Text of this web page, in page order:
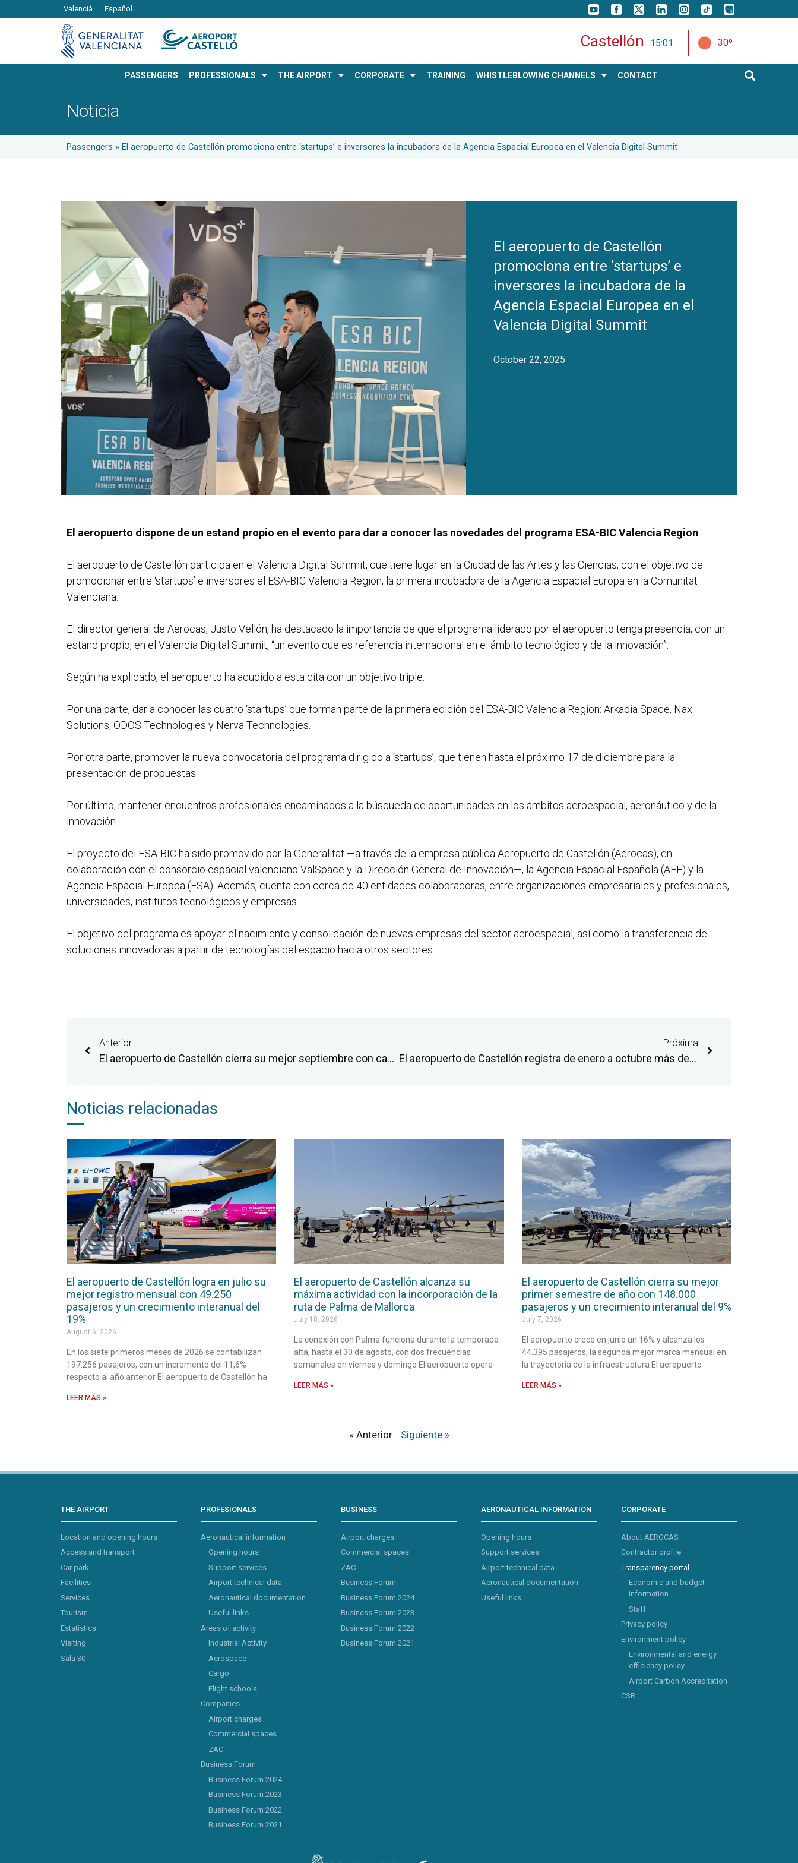
Valencià Español
Castellón 15:01 30º
PASSENGERS PROFESSIONALS THE AIRPORT CORPORATE TRAINING WHISTLEBLOWING CHANNELS CONTACT
Noticia
Passengers » El aeropuerto de Castellón promociona entre ‘startups’ e inversores la incubadora de la Agencia Espacial Europea en el Valencia Digital Summit
El aeropuerto de Castellón
promociona entre ‘startups’ e
inversores la incubadora de la
Agencia Espacial Europea en el
Valencia Digital Summit
October 22, 2025
El aeropuerto dispone de un estand propio en el evento para dar a conocer las novedades del programa ESA-BIC Valencia Region
El aeropuerto de Castellón participa en el Valencia Digital Summit, que tiene lugar en la Ciudad de las Artes y las Ciencias, con el objetivo de
promocionar entre ‘startups’ e inversores el ESA-BIC Valencia Region, la primera incubadora de la Agencia Espacial Europa en la Comunitat
Valenciana.
El director general de Aerocas, Justo Vellón, ha destacado la importancia de que el programa liderado por el aeropuerto tenga presencia, con un
estand propio, en el Valencia Digital Summit, “un evento que es referencia internacional en el ámbito tecnológico y de la innovación”.
Según ha explicado, el aeropuerto ha acudido a esta cita con un objetivo triple.
Por una parte, dar a conocer las cuatro ‘startups’ que forman parte de la primera edición del ESA-BIC Valencia Region: Arkadia Space, Nax
Solutions, ODOS Technologies y Nerva Technologies.
Por otra parte, promover la nueva convocatoria del programa dirigido a ‘startups’, que tienen hasta el próximo 17 de diciembre para la
presentación de propuestas.
Por último, mantener encuentros profesionales encaminados a la búsqueda de oportunidades en los ámbitos aeroespacial, aeronáutico y de la
innovación.
El proyecto del ESA-BIC ha sido promovido por la Generalitat —a través de la empresa pública Aeropuerto de Castellón (Aerocas), en
colaboración con el consorcio espacial valenciano ValSpace y la Dirección General de Innovación—, la Agencia Espacial Española (AEE) y la
Agencia Espacial Europea (ESA). Además, cuenta con cerca de 40 entidades colaboradoras, entre organizaciones empresariales y profesionales,
universidades, institutos tecnológicos y empresas.
El objetivo del programa es apoyar el nacimiento y consolidación de nuevas empresas del sector aeroespacial, así como la transferencia de
soluciones innovadoras a partir de tecnologías del espacio hacia otros sectores.
Anterior
El aeropuerto de Castellón cierra su mejor septiembre con casi 40.000 pasajeros y un crecimiento interanual del 28%
Próxima
El aeropuerto de Castellón registra de enero a octubre más de 290.000 pasajeros y bate su récord anual dos meses antes de completar el año
Noticias relacionadas
El aeropuerto de Castellón logra en julio su
mejor registro mensual con 49.250
pasajeros y un crecimiento interanual del
19%
August 6, 2026
En los siete primeros meses de 2026 se contabilizan
197.256 pasajeros, con un incremento del 11,6%
respecto al año anterior El aeropuerto de Castellón ha
LEER MÁS »
El aeropuerto de Castellón alcanza su
máxima actividad con la incorporación de la
ruta de Palma de Mallorca
July 18, 2026
La conexión con Palma funciona durante la temporada
alta, hasta el 30 de agosto, con dos frecuencias
semanales en viernes y domingo El aeropuerto opera
LEER MÁS »
El aeropuerto de Castellón cierra su mejor
primer semestre de año con 148.000
pasajeros y un crecimiento interanual del 9%
July 7, 2026
El aeropuerto crece en junio un 16% y alcanza los
44.395 pasajeros, la segunda mejor marca mensual en
la trayectoria de la infraestructura El aeropuerto
LEER MÁS »
« Anterior Siguiente »
THE AIRPORT
Location and opening hours
Access and transport
Car park
Facilities
Services
Tourism
Estatistics
Visiting
Sala 30
PROFESIONALS
Aeronautical information
Opening hours
Support services
Airport technical data
Aeronautical documentation
Useful links
Areas of activity
Industrial Activity
Aerospace
Cargo
Flight schools
Companies
Airport charges
Commercial spaces
ZAC
Business Forum
Business Forum 2024
Business Forum 2023
Business Forum 2022
Business Forum 2021
BUSINESS
Airport charges
Commercial spaces
ZAC
Business Forum
Business Forum 2024
Business Forum 2023
Business Forum 2022
Business Forum 2021
AERONAUTICAL INFORMATION
Opening hours
Support services
Airport technical data
Aeronautical documentation
Useful links
CORPORATE
About AEROCAS
Contractor profile
Transparency portal
Economic and budget
information
Staff
Privacy policy
Environment policy
Environmental and energy
efficiency policy
Airport Carbon Accreditation
CSR